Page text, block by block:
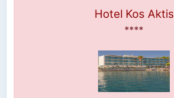
Hotel Kos Aktis
****